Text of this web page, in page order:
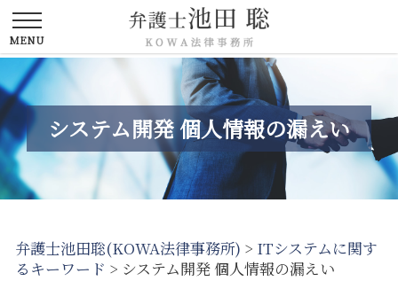
システム開発 個人情報の漏えい
弁護士池田聡(KOWA法律事務所) > ITシステムに関す
るキーワード > システム開発 個人情報の漏えい